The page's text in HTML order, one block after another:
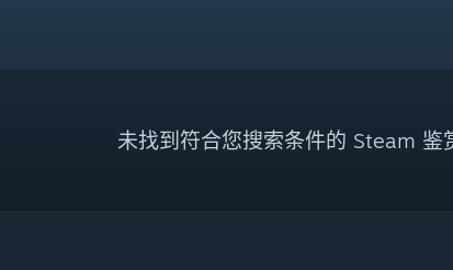
未找到符合您搜索条件的 Steam 鉴